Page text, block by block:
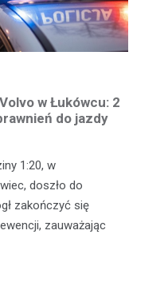
w Łukówcu: 2
do jazdy
1:20, w
doszło do
zakończyć się
zauważając